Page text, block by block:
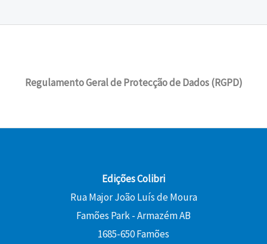
Regulamento Geral de Protecção de Dados (RGPD)
Edições Colibri
Rua Major João Luís de Moura
Famões Park - Armazém AB
1685-650 Famões